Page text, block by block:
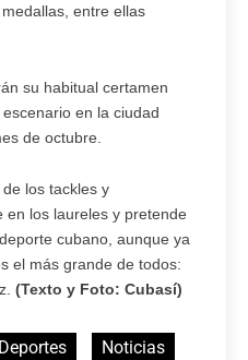
entre ellas
su habitual certamen
en la ciudad
de octubre.
los tackles y
en los laureles y pretende
cubano, aunque ya
el más grande de todos:
(Texto y Foto: Cubasí)
Deportes Noticias